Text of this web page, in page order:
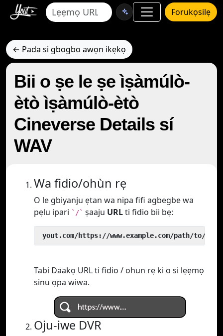
Forukọsilẹ
← Pada si gbogbo awọn ikẹkọ
Bii o ṣe le ṣe ìṣàmúlò-
ètò ìṣàmúlò-ètò
Cineverse Details sí
WAV
Wa fidio/ohùn rẹ
O le gbiyanju ẹtan wa nipa fifi agbegbe wa
pẹlu ipari `/` ṣaaju URLti fidio bii bẹ:
yout.com/https://www.example.com/path/to/
Tabi Daakọ URL ti fidio / ohun rẹ ki o si lẹẹmọ
sinu ọpa wiwa.
Oju-iwe DVR